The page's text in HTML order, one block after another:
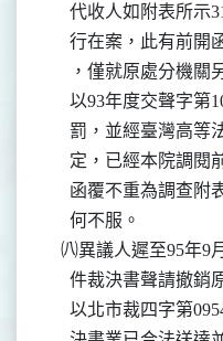
代收人如附表所
行在案，此有前
，僅就原處分機
以93年度交聲字
罰，並經臺灣高
定，已經本院調
函覆不重為調查
    何不服。
㈧異議人遲至95年
件裁決書聲請撤
以北市裁四字第